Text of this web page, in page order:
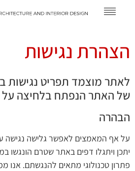
הצהרת נגישות
לאתר מוצמד תפריט נגישות
של האתר הנפתח בלחיצה על
הבהרה
על אף המאמצים לאפשר גלישה נגישה
יתכן ויתגלו דפים באתר שטרם הונגשו
פתרון טכנולוגי מתאים להנגשתם. אנו